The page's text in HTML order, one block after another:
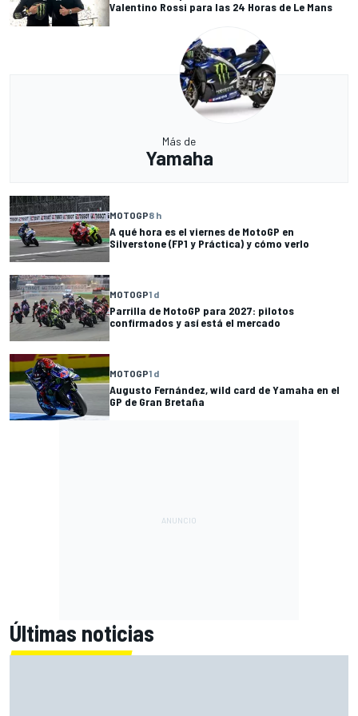
Valentino Rossi para las 24 Horas de Le Mans
Más de
Yamaha
MOTOGP8 h
A qué hora es el viernes de MotoGP en
Silverstone (FP1 y Práctica) y cómo verlo
MOTOGP1 d
Parrilla de MotoGP para 2027: pilotos
confirmados y así está el mercado
MOTOGP1 d
Augusto Fernández, wild card de Yamaha en el
GP de Gran Bretaña
Últimas noticias